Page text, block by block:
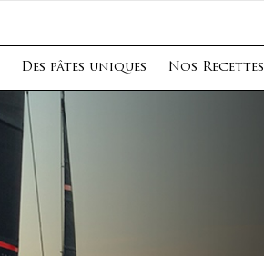
Des pâtes uniques Nos Recettes